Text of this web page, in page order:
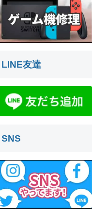
LINE友達
SNS